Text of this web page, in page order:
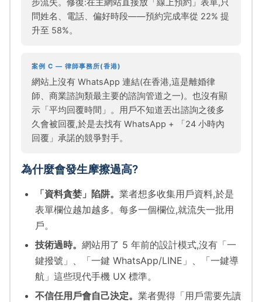
步流失。修復:在主網站直接放「線上預約」表單,只
問姓名、電話、偏好時段——預約完成率從 22% 提
升至 58%。
案例 C — 律師事務所(香港)
網站上沒有 WhatsApp 連結(在香港,這是離婚律
師、商業諮詢類最主要的諮詢管道之一)。也沒有顯
示「平均回覆時間」。用戶不知道丟出諮詢之後多
久會被回覆,於是去找有 WhatsApp + 「24 小時內
回覆」承諾的競爭對手。
為什麼會發生摩擦過高?
「資料貪婪」陷阱。 業者想多收集用戶資料,於是
表單欄位越加越多。每多一個欄位,就流失一批用
戶。
技術過時。 網站用了 5 年前的設計模式,沒有「一
鍵撥號」、「一鍵 WhatsApp/LINE」、「一鍵導
航」這些現代手機 UX 標準。
不信任用戶會自己決定。 業者覺得「用戶需要先讀